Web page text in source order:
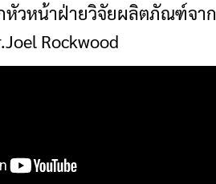
วหน้าฝ่ายวิจัยผลิตภัณฑ์จาก
Rockwood